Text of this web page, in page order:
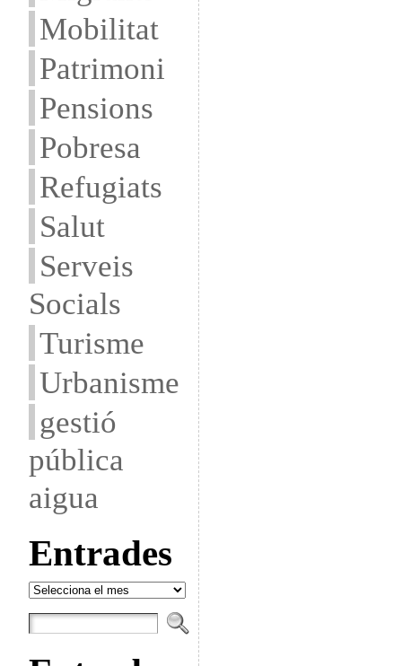
Mobilitat
Patrimoni
Pensions
Pobresa
Refugiats
Salut
Serveis
Socials
Turisme
Urbanisme
gestió
pública
aigua
Entrades
Entrades